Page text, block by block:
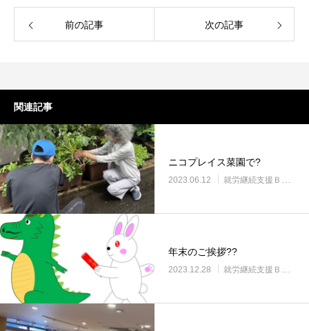
前の記事 次の記事
関連記事
ニコプレイス菜園で?
2023.06.12 就労継続支援Ｂ型・ニコプレイス
年末のご挨拶??
2023.12.28 就労継続支援Ｂ型・ニコプレイス